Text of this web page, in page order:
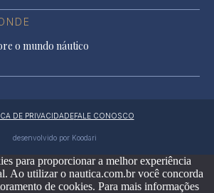
o mundo náutico
DE PRIVACIDADEFALE CONOSCO
desenvolvido por Koodari
para proporcionar a melhor experiência
Ao utilizar o nautica.com.br você concorda
de cookies. Para mais informações